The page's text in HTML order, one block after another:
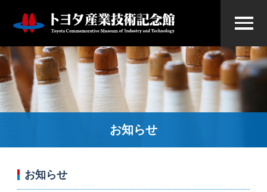
お知らせ
お知らせ